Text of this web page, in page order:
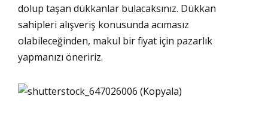
dolup taşan dükkanlar bulacaksınız. Dükkan
sahipleri alışveriş konusunda acımasız
olabileceğinden, makul bir fiyat için pazarlık
yapmanızı öneririz.